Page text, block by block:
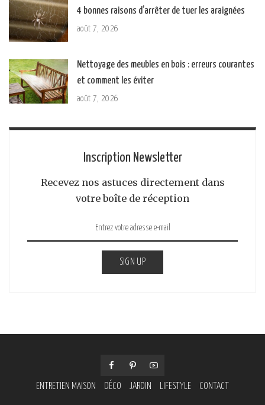
4 bonnes raisons d’arrêter de tuer les araignées
août 7, 2026
Nettoyage des meubles en bois : erreurs courantes
et comment les éviter
août 7, 2026
Inscription Newsletter
Recevez nos astuces directement dans
votre boîte de réception
SIGN UP
ENTRETIEN MAISON DÉCO JARDIN LIFESTYLE CONTACT